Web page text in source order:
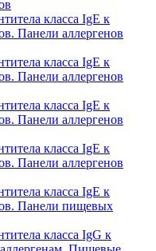
класса IgE к
Панели аллергенов
класса IgE к
Панели аллергенов
класса IgE к
Панели аллергенов
класса IgE к
Панели аллергенов
класса IgE к
Панели пищевых
класса IgG к